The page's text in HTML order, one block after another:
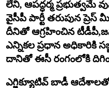
లేని, ఆపద్ధర్మ
వైసీపీ పార్టీ తరుపున ప్రెస్
దీనితో ఆగ్రహించిన
ఎన్నికల ప్రధాన అధికారికి
దానితో ఈసీ రంగంలోకి
ఎగ్జిక్యూటివ్ బాడీ